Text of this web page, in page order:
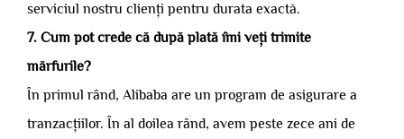
serviciul nostru clienți pentru durata exactă.
7. Cum pot crede că după plată îmi veți trimite
mărfurile?
În primul rând, Alibaba are un program de asigurare a
tranzacțiilor. În al doilea rând, avem peste zece ani de